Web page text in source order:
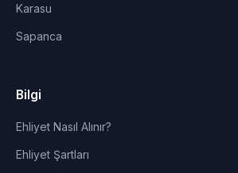
Karasu
Sapanca
Bilgi
Ehliyet Nasıl Alınır?
Ehliyet Şartları